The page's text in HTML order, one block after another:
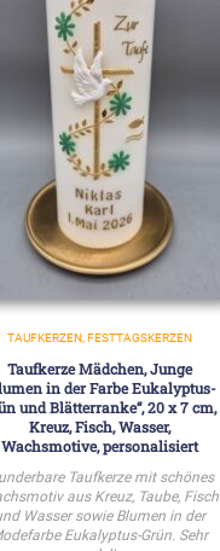
TAUFKERZEN FESTTAGSKERZEN
Taufkerze Mädchen, Junge
in der Farbe Eukalyptus-
und Blätterranke“, 20 x 7 cm,
Kreuz, Fisch, Wasser,
Wachsmotive, personalisiert
Taufkerze mit schönes
aus Kreuz, Taube, Fisch
Wasser sowie Blumen in der
Eukalyptus-Grün. Sehr